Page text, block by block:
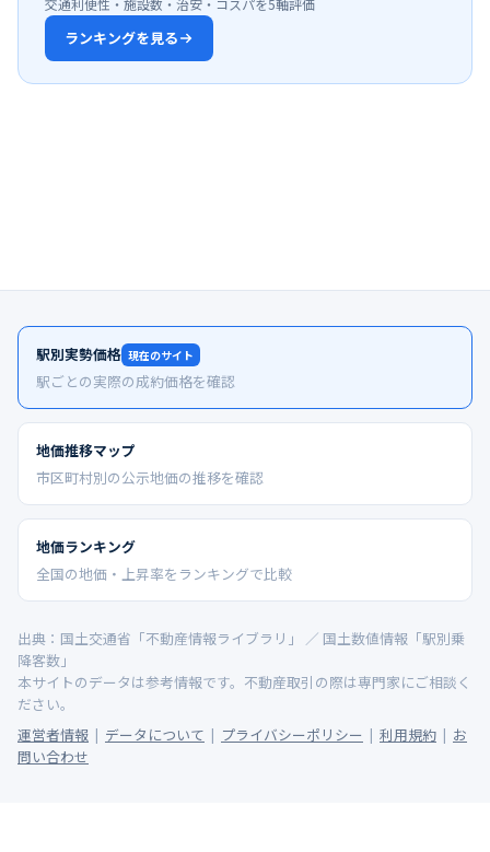
交通利便性・施設数・治安・コスパを5軸評価
ランキングを見る
駅別実勢価格 現在のサイト
駅ごとの実際の成約価格を確認
地価推移マップ
市区町村別の公示地価の推移を確認
地価ランキング
全国の地価・上昇率をランキングで比較
出典：国土交通省「不動産情報ライブラリ」 ／ 国土数値情報「駅別乗
降客数」
本サイトのデータは参考情報です。不動産取引の際は専門家にご相談く
ださい。
運営者情報 | データについて | プライバシーポリシー | 利用規約 | お
問い合わせ